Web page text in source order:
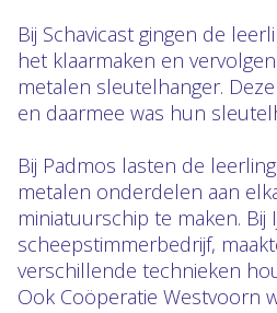
Bij Schavicast gingen de
het klaarmaken en
metalen sleutelhanger.
en daarmee was hun
Bij Padmos lasten de
metalen onderdelen aan
miniatuurschip te maken. Bij
scheepstimmerbedrijf,
verschillende technieken
Ook Coöperatie Westvoorn